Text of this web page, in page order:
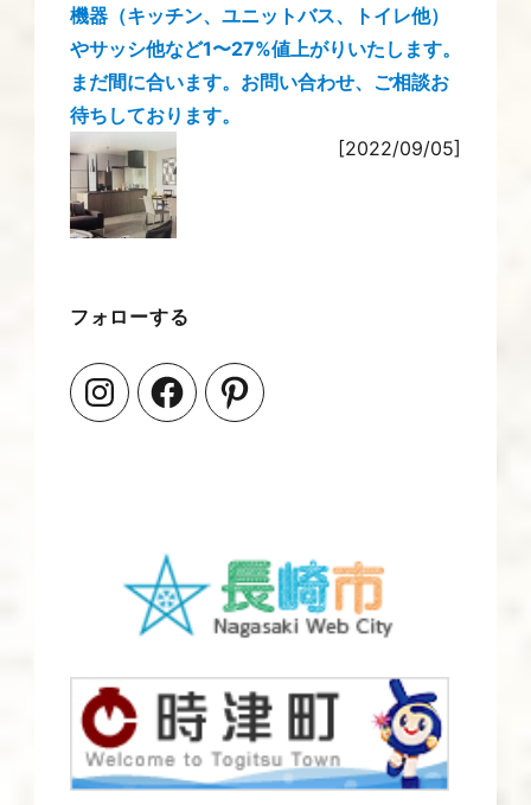
機器（キッチン、ユニットバス、トイレ他）
やサッシ他など1〜27%値上がりいたします。
まだ間に合います。お問い合わせ、ご相談お
待ちしております。
[2022/09/05]
フォローする